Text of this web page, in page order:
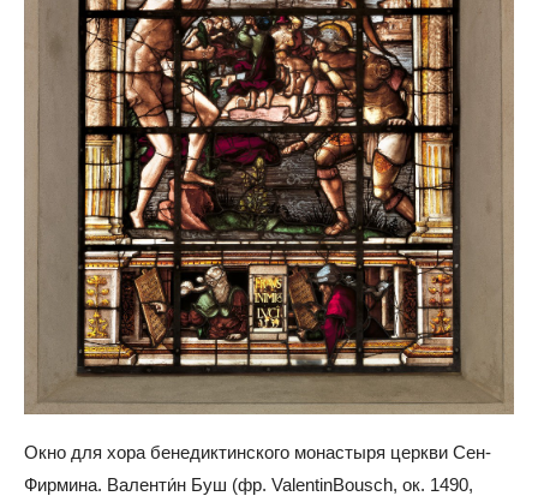
Окно для хора бенедиктинского монастыря церкви Сен-
Фирмина. Валенти́н Буш (фр. ValentinBousch, ок. 1490,